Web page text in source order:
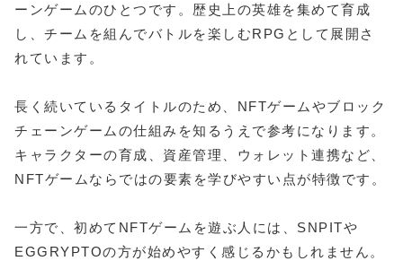
ーンゲームのひとつです。歴史上の英雄を集めて育成
し、チームを組んでバトルを楽しむRPGとして展開さ
れています。
長く続いているタイトルのため、NFTゲームやブロック
チェーンゲームの仕組みを知るうえで参考になります。
キャラクターの育成、資産管理、ウォレット連携など、
NFTゲームならではの要素を学びやすい点が特徴です。
一方で、初めてNFTゲームを遊ぶ人には、SNPITや
EGGRYPTOの方が始めやすく感じるかもしれません。